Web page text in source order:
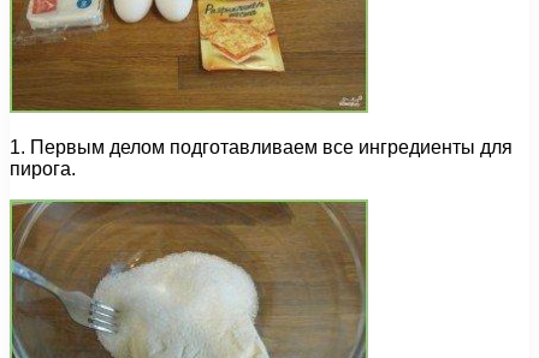
1. Первым делом подготавливаем все ингредиенты для
пирога.